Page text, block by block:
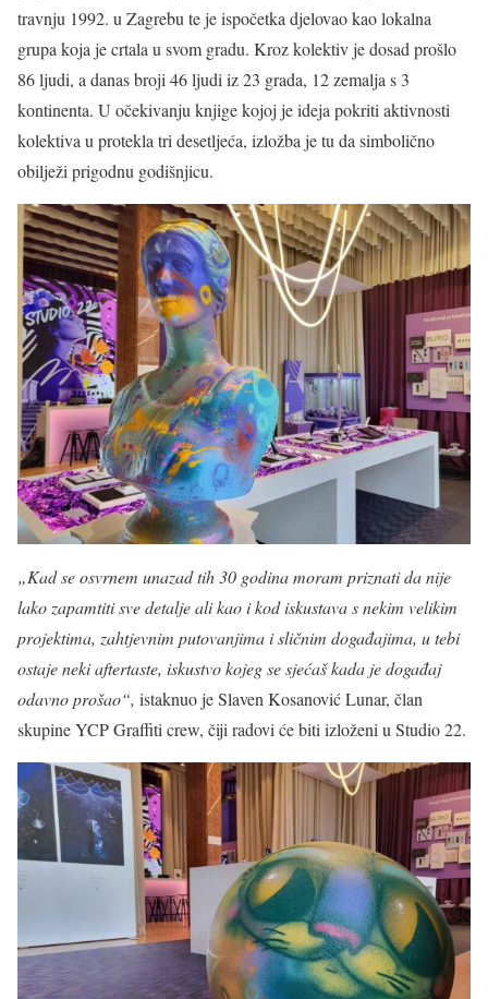
travnju 1992. u Zagrebu te je ispočetka djelovao kao lokalna
grupa koja je crtala u svom gradu. Kroz kolektiv je dosad prošlo
86 ljudi, a danas broji 46 ljudi iz 23 grada, 12 zemalja s 3
kontinenta. U očekivanju knjige kojoj je ideja pokriti aktivnosti
kolektiva u protekla tri desetljeća, izložba je tu da simbolično
obilježi prigodnu godišnjicu.
„Kad se osvrnem unazad tih 30 godina moram priznati da nije
lako zapamtiti sve detalje ali kao i kod iskustava s nekim velikim
projektima, zahtjevnim putovanjima i sličnim događajima, u tebi
ostaje neki aftertaste, iskustvo kojeg se sjećaš kada je događaj
odavno prošao“, istaknuo je Slaven Kosanović Lunar, član
skupine YCP Graffiti crew, čiji radovi će biti izloženi u Studio 22.